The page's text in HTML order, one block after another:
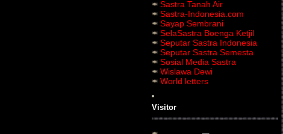
Sastra Tanah Air
Sastra-Indonesia.com
Sayap Sembrani
SelaSastra Boenga Ketjil
Seputar Sastra Indonesia
Seputar Sastra Semesta
Sosial Media Sastra
Wislawa Dewi
World letters
Visitor